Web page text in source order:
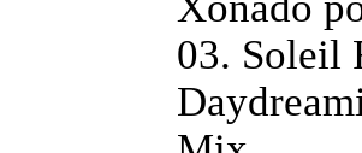
03. Soleil